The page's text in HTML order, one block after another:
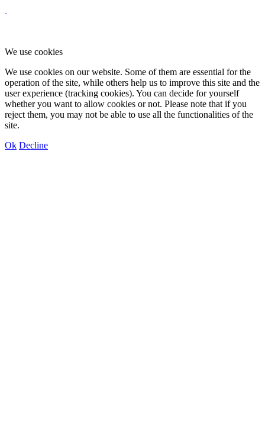
We use cookies
We use cookies on our website. Some of them are essential for the
operation of the site, while others help us to improve this site and the
user experience (tracking cookies). You can decide for yourself
whether you want to allow cookies or not. Please note that if you
reject them, you may not be able to use all the functionalities of the
site.
Ok Decline